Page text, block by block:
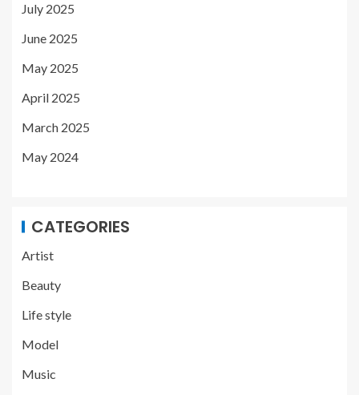
July 2025
June 2025
May 2025
April 2025
March 2025
May 2024
CATEGORIES
Artist
Beauty
Life style
Model
Music